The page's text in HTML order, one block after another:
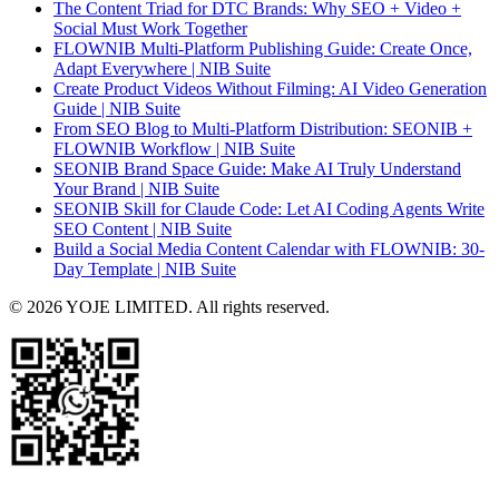
The Content Triad for DTC Brands: Why SEO + Video +
Social Must Work Together
FLOWNIB Multi-Platform Publishing Guide: Create Once,
Adapt Everywhere | NIB Suite
Create Product Videos Without Filming: AI Video Generation
Guide | NIB Suite
From SEO Blog to Multi-Platform Distribution: SEONIB +
FLOWNIB Workflow | NIB Suite
SEONIB Brand Space Guide: Make AI Truly Understand
Your Brand | NIB Suite
SEONIB Skill for Claude Code: Let AI Coding Agents Write
SEO Content | NIB Suite
Build a Social Media Content Calendar with FLOWNIB: 30-
Day Template | NIB Suite
© 2026 YOJE LIMITED. All rights reserved.